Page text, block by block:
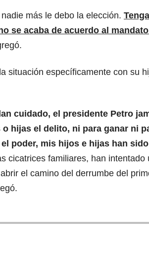
más le debo la elección.
se acaba de acuerdo al
situación específicamente con su
cuidado, el presidente Petro
hijas el delito, ni para ganar ni
poder, mis hijos e hijas han
cicatrices familiares, han intentado
el camino del derrumbe del